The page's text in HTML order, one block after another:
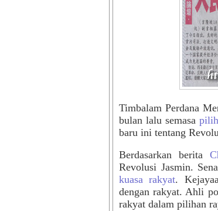
Timbalam Perdana
bulan lalu semasa
baru ini tentang
Berdasarkan berita
Revolusi Jasmin.
kuasa rakyat.
dengan rakyat. Ahli
rakyat dalam pilihan